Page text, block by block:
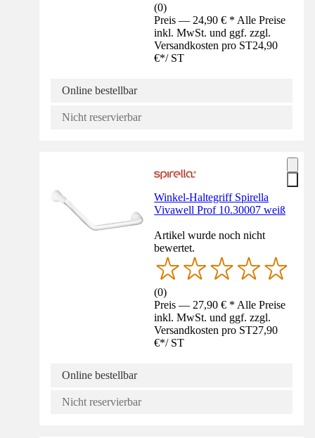
(0)
Preis — 24,90 € * Alle Preise
inkl. MwSt. und ggf. zzgl.
Versandkosten pro ST24,90
€*/ ST
Online bestellbar
Nicht reservierbar
Winkel-Haltegriff Spirella
Vivawell Prof 10.30007 weiß
Artikel wurde noch nicht
bewertet.
(0)
Preis — 27,90 € * Alle Preise
inkl. MwSt. und ggf. zzgl.
Versandkosten pro ST27,90
€*/ ST
Online bestellbar
Nicht reservierbar